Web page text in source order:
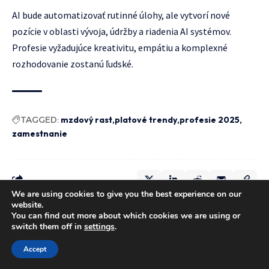
AI bude automatizovať rutinné úlohy, ale vytvorí nové
pozície v oblasti vývoja, údržby a riadenia AI systémov.
Profesie vyžadujúce kreativitu, empátiu a komplexné
rozhodovanie zostanú ľudské.
TAGGED: mzdový rast platové trendy profesie 2025
zamestnanie
We are using cookies to give you the best experience on our
website.
You can find out more about which cookies we are using or
switch them off in settings.
Accept